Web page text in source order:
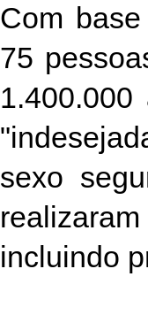
Com
75
sexo
incluindo